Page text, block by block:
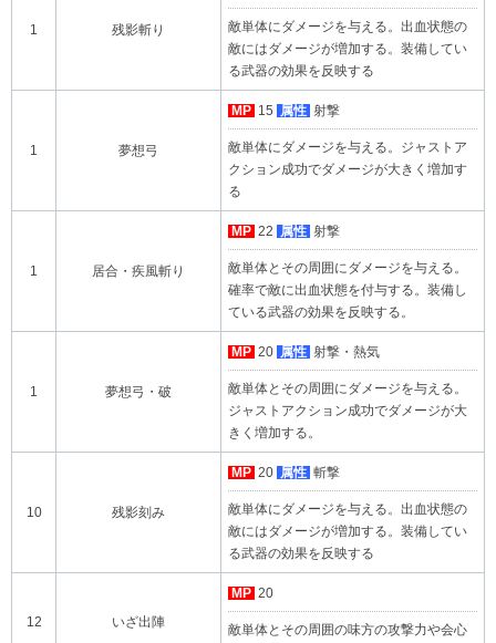
1 残影斬り
敵単体にダメージを与える。出血状態の
敵にはダメージが増加する。装備してい
る武器の効果を反映する
1 夢想弓
MP 15 属性 射撃
敵単体にダメージを与える。ジャストア
クション成功でダメージが大きく増加す
る
1 居合・疾風斬り
MP 22 属性 射撃
敵単体とその周囲にダメージを与える。
確率で敵に出血状態を付与する。装備し
ている武器の効果を反映する。
1 夢想弓・破
MP 20 属性 射撃・熱気
敵単体とその周囲にダメージを与える。
ジャストアクション成功でダメージが大
きく増加する。
10 残影刻み
MP 20 属性 斬撃
敵単体にダメージを与える。出血状態の
敵にはダメージが増加する。装備してい
る武器の効果を反映する
12 いざ出陣
MP 20
敵単体とその周囲の味方の攻撃力や会心